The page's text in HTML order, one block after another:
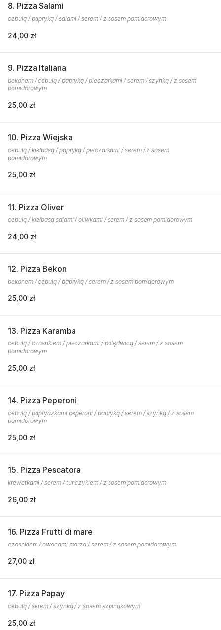
8. Pizza Salami
cebulą / papryką / salami / serem / z sosem pomidorowym
24,00 zł
9. Pizza Italiana
bekonem / cebulą / papryką / pieczarkami / serem / szynką / z sosem
pomidorowym
25,00 zł
10. Pizza Wiejska
cebulą / kiełbasą / papryką / pieczarkami / serem / z sosem
pomidorowym
25,00 zł
11. Pizza Oliver
cebulą / kiełbasą salami / oliwkami / serem / z sosem pomidorowym
24,00 zł
12. Pizza Bekon
bekonem / cebulą / papryką / serem / z sosem pomidorowym
25,00 zł
13. Pizza Karamba
cebulą / czosnkiem / pieczarkami / polędwicą / serem / z sosem
pomidorowym
25,00 zł
14. Pizza Peperoni
cebulą / papryczkami peperoni / papryką / serem / szynką / z sosem
pomidorowym
25,00 zł
15. Pizza Pescatora
krewetkami / serem / tuńczykiem / z sosem pomidorowym
26,00 zł
16. Pizza Frutti di mare
czosnkiem / owocami morza / serem / z sosem pomidorowym
27,00 zł
17. Pizza Papay
cebulą / serem / szynką / z sosem szpinakowym
25,00 zł